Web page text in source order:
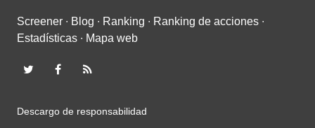
Screener ∙ Blog ∙ Ranking ∙ Ranking de acciones ∙
Estadísticas ∙ Mapa web
Descargo de responsabilidad